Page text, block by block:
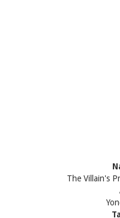
The Villain's